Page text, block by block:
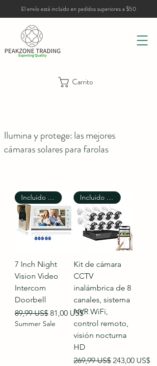
El envío está incluido en pedidos superiores a $50
Carrito
Ilumina y protege: las mejores
cámaras solares para farolas
Incluido el envío
7 Inch Night
Vision Video
Intercom
Doorbell
Precio
89,99 US$ Precio de oferta
81,00 US$
Summer Sale
Incluido el envío
Kit de cámara
CCTV
inalámbrica de 8
canales, sistema
NVR WiFi,
control remoto,
visión nocturna
HD
Precio
269,99 US$ Precio de
243,00 US$